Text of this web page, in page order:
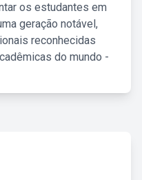
os estudantes em
geração notável,
reconhecidas
do mundo -